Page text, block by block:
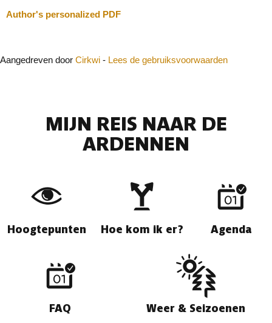
Author's personalized PDF
Aangedreven door Cirkwi - Lees de gebruiksvoorwaarden
MIJN REIS NAAR DE
ARDENNEN
Hoogtepunten Hoe kom ik er? Agenda
FAQ Weer & Seizoenen